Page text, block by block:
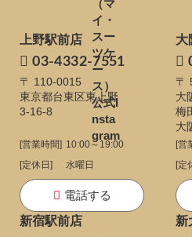
上野駅前店
03-4332-7551
〒 110-0015
東京都台東区東上野
3-16-8
[営業時間] 10:00～19:00
[定休日]
水曜日
電話する
大
〒
大
梅
大
[営
[定
新宿駅前店
新